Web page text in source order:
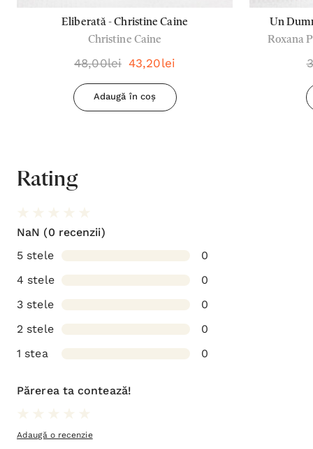
Eliberată - Christine Caine
Christine Caine
48,00lei 43,20lei
Adaugă în coș
Un
Roxana
Rating
NaN (0 recenzii)
5 stele
0
4 stele
0
3 stele
0
2 stele
0
1 stea
0
Părerea ta contează!
Adaugă o recenzie